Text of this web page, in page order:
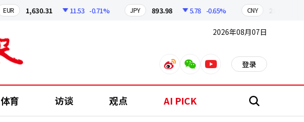
1,630.31 11.53 -0.71% JPY 893.98 5.78 -0.65% CNY 209.15
2026年08月07日
weiboweixinyoutube 登录
体育 访谈 观点 AI PICK 搜